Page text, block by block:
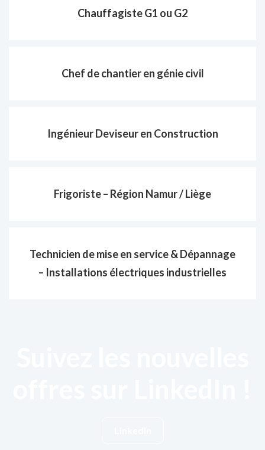
Chauffagiste G1 ou G2
Chef de chantier en génie civil
Ingénieur Deviseur en Construction
Frigoriste – Région Namur / Liège
Technicien de mise en service & Dépannage
– Installations électriques industrielles